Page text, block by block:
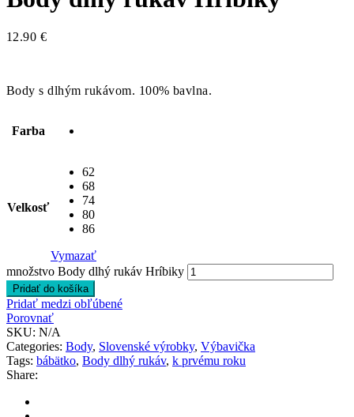
12.90 €
Body s dlhým rukávom. 100% bavlna.
Farba
Velkosť
62
68
74
80
86
Vymazať
množstvo Body dlhý rukáv Hríbiky
Pridať do košíka
Pridať medzi obľúbené
Porovnať
SKU: N/A
Categories: Body, Slovenské výrobky, Výbavička
Tags: bábätko, Body dlhý rukáv, k prvému roku
Share: